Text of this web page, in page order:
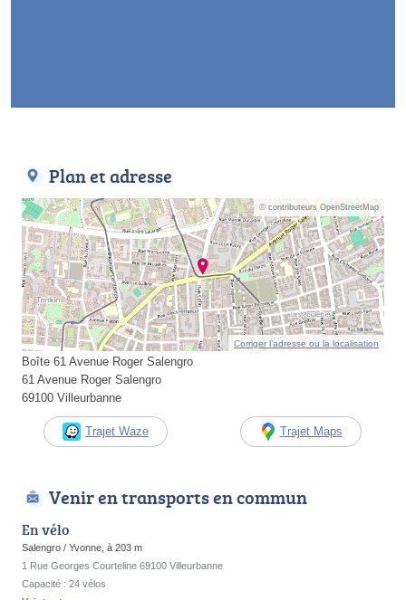
Plan et adresse
© contributeurs OpenStreetMap
Corriger l’adresse ou la localisation
Boîte 61 Avenue Roger Salengro
61 Avenue Roger Salengro
69100 Villeurbanne
Trajet Waze Trajet Maps
Venir en transports en commun
En vélo
Salengro / Yvonne, à 203 m
1 Rue Georges Courteline 69100 Villeurbanne
Capacité : 24 vélos